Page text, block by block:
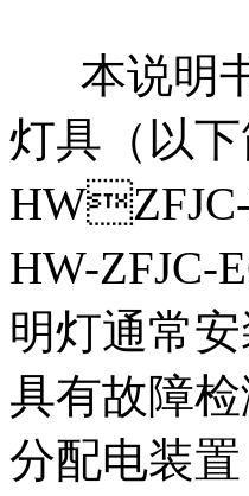
本说明书
灯具（以
HW-ZFJC-
明灯通常
具有故障
分配电装